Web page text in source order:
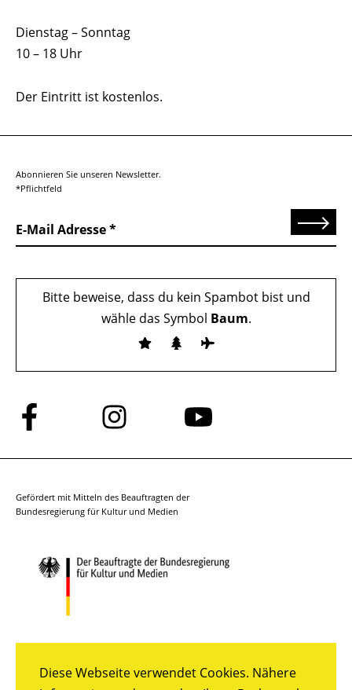
Diese Webseite verwendet Cookies. Nähere
Dienstag – Sonntag
10 – 18 Uhr
Der Eintritt ist kostenlos.
Abonnieren Sie unseren Newsletter.
*Pflichtfeld
E-Mail Adresse Senden
Bitte beweise, dass du kein Spambot bist und
wähle das Symbol Baum.
Folge
uns
auf
Folge
uns
auf
Folge
auf
Gefördert mit Mitteln des Beauftragten der
Bundesregierung für Kultur und Medien